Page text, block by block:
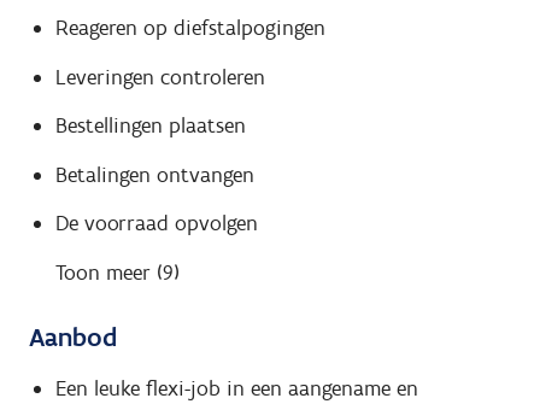
Reageren op diefstalpogingen
Leveringen controleren
Bestellingen plaatsen
Betalingen ontvangen
De voorraad opvolgen
Toon meer (9)
Aanbod
Een leuke flexi-job in een aangename en